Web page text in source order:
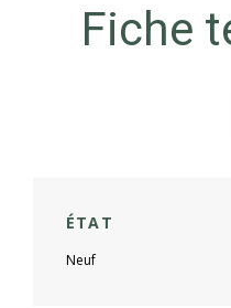
Fiche
ÉTAT
Neuf